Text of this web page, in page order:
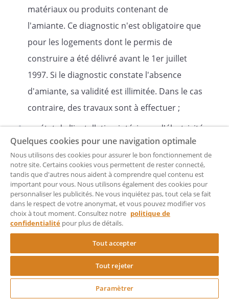
matériaux ou produits contenant de
l'amiante. Ce diagnostic n'est obligatoire que
pour les logements dont le permis de
construire a été délivré avant le 1er juillet
1997. Si le diagnostic constate l'absence
d'amiante, sa validité est illimitée. Dans le cas
contraire, des travaux sont à effectuer ;
un état de l'installation intérieure d'électricité
et de gaz, dont l'objet est d'évaluer les
risques pouvant porter atteinte aux
personnes : lorsque ces installations ont plus
de 15 ans. Cet état à une durée de validité de
3 ans ;
le diagnostic de l'état des risques naturels,
miniers et technologiques : ce diagnostic est
obligatoire pour certaines communes
déterminées, arrêtées par le préfet du
département ;
Quelques cookies pour une navigation optimale
Nous utilisons des cookies pour assurer le bon fonctionnement de
notre site. Certains cookies vous permettent de rester connecté,
tandis que d'autres nous aident à comprendre quel contenu est
important pour vous. Nous utilisons également des cookies pour
personnaliser les publicités. Ne vous inquiétez pas, tout cela se fait
dans le respect de votre anonymat, et vous pouvez modifier vos
choix à tout moment. Consultez notre politique de
confidentialité pour plus de détails.
Tout accepter
Tout rejeter
Paramètrer